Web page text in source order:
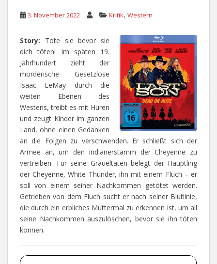
3. November 2022 Kritik, Western
Story: Töte sie bevor sie
dich töten! Im späten 19.
Jahrhundert zieht der
mörderische Gesetzlose
Isaac LeMay durch die
weiten Ebenen des
Westens, treibt es mit Huren
und zeugt Kinder im ganzen
Land, ohne einen Gedanken
an die Folgen zu verschwenden. Er schließt sich der
Armee an, um den Indianerstamm der Cheyenne zu
vertreiben. Für seine Gräueltaten belegt der Häuptling
der Cheyenne, White Thunder, ihn mit einem Fluch – er
soll von einem seiner Nachkommen getötet werden.
Getrieben von dem Fluch sucht er nach seiner Blutlinie,
die durch ein erbliches Muttermal zu erkennen ist, um all
seine Nachkommen auszulöschen, bevor sie ihn töten
können.